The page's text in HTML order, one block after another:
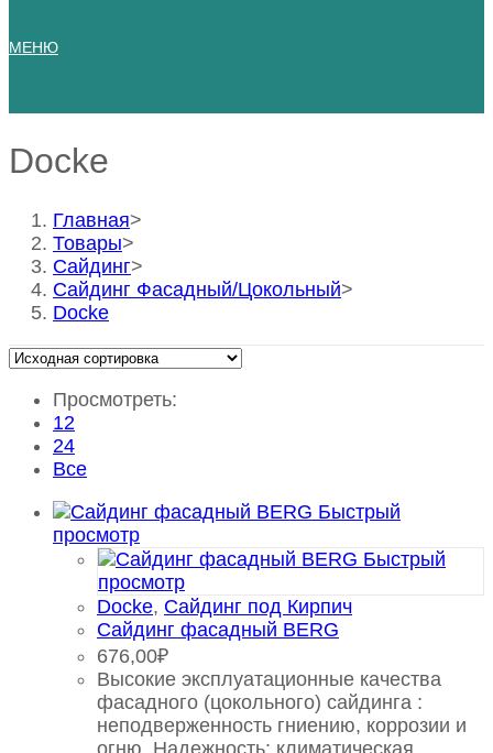
МЕНЮ
Docke
Главная>
Товары>
Сайдинг>
Сайдинг Фасадный/Цокольный>
Docke
Просмотреть:
12
24
Все
Быстрый
просмотр
Быстрый
просмотр
Docke, Сайдинг под Кирпич
Сайдинг фасадный BERG
676,00₽
Высокие эксплуатационные качества
фасадного (цокольного) сайдинга :
неподверженность гниению, коррозии и
огню. Надежность: климатическая